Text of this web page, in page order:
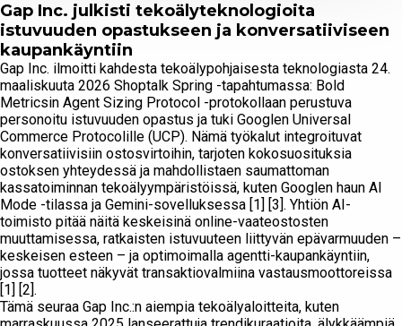
Gap Inc. julkisti tekoälyteknologioita
istuvuuden opastukseen ja konversatiiviseen
kaupankäyntiin
Gap Inc. ilmoitti kahdesta tekoälypohjaisesta teknologiasta 24.
maaliskuuta 2026 Shoptalk Spring -tapahtumassa: Bold
Metricsin Agent Sizing Protocol -protokollaan perustuva
personoitu istuvuuden opastus ja tuki Googlen Universal
Commerce Protocolille (UCP). Nämä työkalut integroituvat
konversatiivisiin ostosvirtoihin, tarjoten kokosuosituksia
ostoksen yhteydessä ja mahdollistaen saumattoman
kassatoiminnan tekoälyympäristöissä, kuten Googlen haun AI
Mode -tilassa ja Gemini-sovelluksessa [1] [3]. Yhtiön AI-
toimisto pitää näitä keskeisinä online-vaateostosten
muuttamisessa, ratkaisten istuvuuteen liittyvän epävarmuuden –
keskeisen esteen – ja optimoimalla agentti-kaupankäyntiin,
jossa tuotteet näkyvät transaktiovalmiina vastausmoottoreissa
[1] [2].
Tämä seuraa Gap Inc.:n aiempia tekoälyaloitteita, kuten